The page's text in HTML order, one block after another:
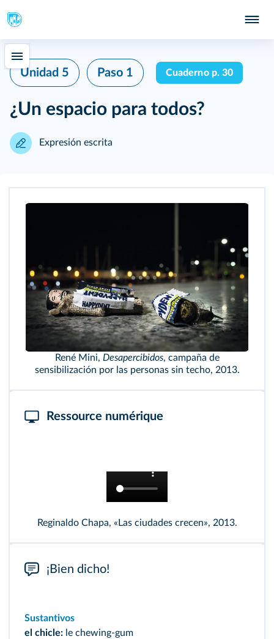
Unidad 5 Paso 1 Cuaderno p. 30
¿Un espacio para todos?
Expresión escrita
René Mini, Desapercibidos, campaña de
sensibilización por las personas sin techo, 2013.
Ressource numérique
Reginaldo Chapa, «Las ciudades crecen», 2013.
¡Bien dicho!
Sustantivos
el chicle: le chewing-gum